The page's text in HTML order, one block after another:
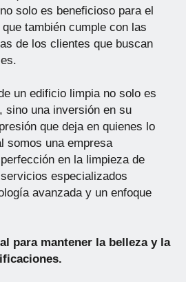
solo es beneficioso para el
también cumple con las
de los clientes que buscan
un edificio limpia no solo es
sino una inversión en su
que deja en quienes lo
somos una empresa
en la limpieza de
especializados
avanzada y un enfoque
para mantener la belleza y la